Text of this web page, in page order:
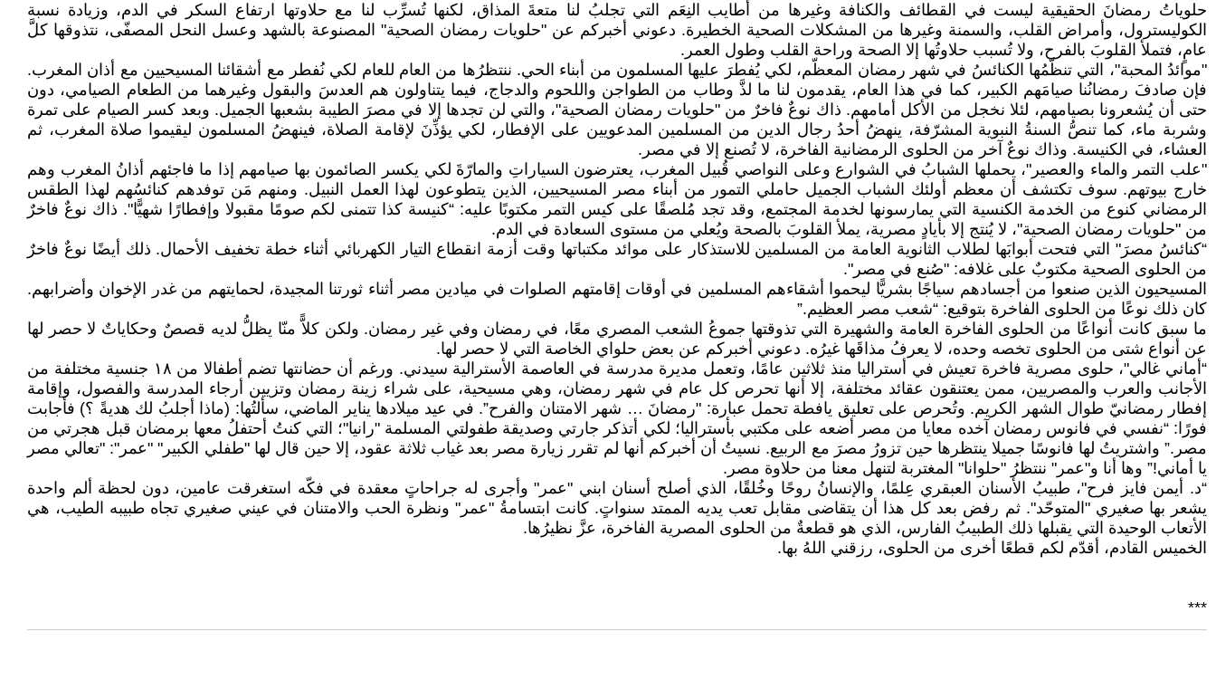
حلوياتُ رمضانَ الحقيقية ليست في القطائف والكنافة وغيرها من أطايب النِعَم التي تجلبُ لنا متعةَ المذاق، لكنها تُسرِّب لنا مع حلاوتها ارتفاع السكر في الدم، وزيادة نسبة
الكوليسترول، وأمراض القلب، والسمنة وغيرها من المشكلات الصحية الخطيرة. دعوني أخبركم عن "حلويات رمضان الصحية" المصنوعة بالشهد وعسل النحل المصفّى، نتذوقها كلَّ
عامٍ، فتملأ القلوبَ بالفرح، ولا تُسبب حلاوتُها إلا الصحة وراحة القلب وطول العمر.
"موائدُ المحبة"، التي تنظّمُها الكنائسُ في شهر رمضان المعظّم، لكي يُفطرَ عليها المسلمون من أبناء الحي. ننتظرُها من العام للعام لكي نُفطر مع أشقائنا المسيحيين مع أذان المغرب.
فإن صادفَ رمضانُنا صيامَهم الكبير، كما في هذا العام، يقدمون لنا ما لذَّ وطاب من الطواجن واللحوم والدجاج، فيما يتناولون هم العدسَ والبقول وغيرهما من الطعام الصيامي، دون
حتى أن يُشعرونا بصيامهم، لئلا نخجل من الأكل أمامهم. ذاك نوعٌ فاخرٌ من "حلويات رمضان الصحية"، والتي لن تجدها إلا في مصرَ الطيبة بشعبها الجميل. وبعد كسر الصيام على تمرة
وشربة ماء، كما تنصُّ السنةُ النبوية المشرّفة، ينهضُ أحدُ رجال الدين من المسلمين المدعويين على الإفطار، لكي يؤذِّنَ لإقامة الصلاة، فينهضُ المسلمون ليقيموا صلاة المغرب، ثم
العشاء، في الكنيسة. وذاك نوعٌ آخر من الحلوى الرمضانية الفاخرة، لا تُصنع إلا في مصر.
"علب التمر والماء والعصير"، يحملها الشبابُ في الشوارع وعلى النواصي قُبيل المغرب، يعترضون السياراتِ والمارّةَ لكي يكسر الصائمون بها صيامهم إذا ما فاجئهم أذانُ المغرب وهم
خارج بيوتهم. سوف تكتشف أن معظم أولئك الشباب الجميل حاملي التمور من أبناء مصر المسيحيين، الذين يتطوعون لهذا العمل النبيل. ومنهم مَن توفدهم كنائسُهم لهذا الطقس
الرمضاني كنوع من الخدمة الكنسية التي يمارسونها لخدمة المجتمع، وقد تجد مُلصقًا على كيس التمر مكتوبًا عليه: “كنيسة كذا تتمنى لكم صومًا مقبولا وإفطارًا شهيًّا". ذاك نوعٌ فاخرٌ
من "حلويات رمضان الصحية"، لا يُنتج إلا بأيادٍ مصرية، يملأ القلوبَ بالصحة ويُعلي من مستوى السعادة في الدم.
“كنائسُ مصرَ" التي فتحت أبوابَها لطلاب الثانوية العامة من المسلمين للاستذكار على موائد مكتباتها وقت أزمة انقطاع التيار الكهربائي أثناء خطة تخفيف الأحمال. ذلك أيضًا نوعٌ فاخرٌ
من الحلوى الصحية مكتوبٌ على غلافه: "صُنع في مصر".
المسيحيون الذين صنعوا من أجسادهم سياجًا بشريًّا ليحموا أشقاءهم المسلمين في أوقات إقامتهم الصلوات في ميادين مصر أثناء ثورتنا المجيدة، لحمايتهم من غدر الإخوان وأضرابهم.
كان ذلك نوعًا من الحلوى الفاخرة بتوقيع: “شعب مصر العظيم.”
ما سبق كانت أنواعًا من الحلوى الفاخرة العامة والشهيرة التي تذوقتها جموعُ الشعب المصري معًا، في رمضان وفي غير رمضان. ولكن كلاًّ منّا يظلُّ لديه قصصٌ وحكاياتٌ لا حصر لها
عن أنواع شتى من الحلوى تخصه وحده، لا يعرفُ مذاقَها غيرُه. دعوني أخبركم عن بعض حلواي الخاصة التي لا حصر لها.
“أماني غالي"، حلوى مصرية فاخرة تعيش في أستراليا منذ ثلاثين عامًا، وتعمل مديرة مدرسة في العاصمة الأسترالية سيدني. ورغم أن حضانتها تضم أطفالا من ١٨ جنسية مختلفة من
الأجانب والعرب والمصريين، ممن يعتنقون عقائد مختلفة، إلا أنها تحرص كل عام في شهر رمضان، وهي مسيحية، على شراء زينة رمضان وتزيين أرجاء المدرسة والفصول، وإقامة
إفطار رمضانيّ طوال الشهر الكريم. وتُحرص على تعليق يافطة تحمل عبارة: "رمضانَ … شهر الامتنان والفرح”. في عيد ميلادها يناير الماضي، سألتُها: (ماذا أجلبُ لك هديةً ؟) فأجابت
فورًا: “نفسي في فانوس رمضان آخده معايا من مصر أضعه على مكتبي بأستراليا؛ لكي أتذكر جارتي وصديقة طفولتي المسلمة "رانيا"؛ التي كنتُ أحتفلُ معها برمضان قبل هجرتي من
مصر.” واشتريتُ لها فانوسًا جميلا ينتظرها حين تزورُ مصرَ مع الربيع. نسيتُ أن أخبركم أنها لم تقرر زيارة مصر بعد غياب ثلاثة عقود، إلا حين قال لها "طفلي الكبير" "عمر": "تعالي مصر
يا أماني!” وها أنا و"عمر" ننتظرُ "حلوانا" المغتربة لتنهل معنا من حلاوة مصر.
“د. أيمن فايز فرح"، طبيبُ الأسنان العبقري عِلمًا، والإنسانُ روحًا وخُلقًا، الذي أصلح أسنان ابني "عمر" وأجرى له جراحاتٍ معقدة في فكّه استغرقت عامين، دون لحظة ألم واحدة
يشعر بها صغيري "المتوحّد". ثم رفض بعد كل هذا أن يتقاضى مقابل تعب يديه الممتد سنواتٍ. كانت ابتسامةُ "عمر" ونظرة الحب والامتنان في عيني صغيري تجاه طبيبه الطيب، هي
الأتعاب الوحيدة التي يقبلها ذلك الطبيبُ الفارس، الذي هو قطعةٌ من الحلوى المصرية الفاخرة، عزَّ نظيرُها.
الخميس القادم، أقدّم لكم قطعًا أخرى من الحلوى، رزقني اللهُ بها.
***